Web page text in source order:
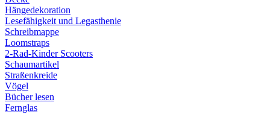
Hängedekoration
Lesefähigkeit und Legasthenie
Schreibmappe
Loomstraps
2-Rad-Kinder Scooters
Schaumartikel
Straßenkreide
Vögel
Bücher lesen
Fernglas